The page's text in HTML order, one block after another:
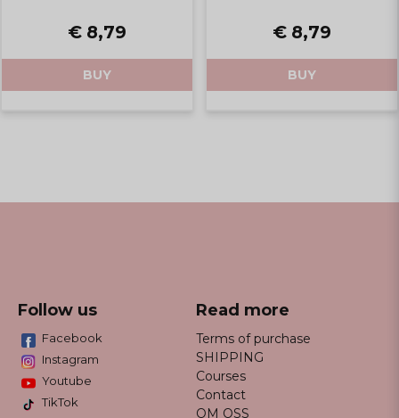
€ 8,79
BUY
€ 8,79
BUY
Follow us
Facebook
Instagram
Youtube
TikTok
Read more
Terms of purchase
SHIPPING
Courses
Contact
OM OSS